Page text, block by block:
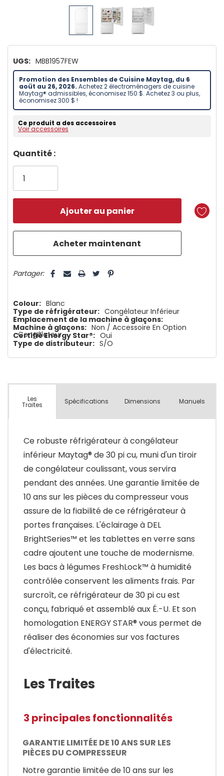
UGS: MBB1957FEW
Promotion des Ensembles de Cuisine Maytag, du 6
aoüt au 26, 2026. Achetez 2 électroménagers de cuisine
Maytag® admissibles, économisez 150 $. Achetez 3 ou plus,
économisez 300 $ !
Ce produit a des accessoires
Voir accessoires
Dépêchez-
vous!
plus
Quantité :
Partager:
Colour: Blanc
Type de réfrigérateur: Congélateur Inférieur
Emplacement de la machine à glaçons:
Congélateur
Machine à glaçons: Non / Accessoire En Option
Certifié Energy Star®: Oui
Type de distributeur: S/O
Les
Traites Spécifications Dimensions Manuels
Ce robuste réfrigérateur à congélateur
inférieur Maytag® de 30 pi cu, muni d'un tiroir
de congélateur coulissant, vous servira
pendant des années. Une garantie limitée de
10 ans sur les pièces du compresseur vous
assure de la fiabilité de ce réfrigérateur à
portes françaises. L'éclairage à DEL
BrightSeries™ et les tablettes en verre sans
cadre ajoutent une touche de modernisme.
Les bacs à légumes FreshLock™ à humidité
contrôlée conservent les aliments frais. Par
surcroît, ce réfrigérateur de 30 pi cu est
conçu, fabriqué et assemblé aux É.-U. Et son
homologation ENERGY STAR® vous permet de
réaliser des économies sur vos factures
d'électricité.
Les Traites
3 principales fonctionnalités
GARANTIE LIMITÉE DE 10 ANS SUR LES
PIÈCES DU COMPRESSEUR
Notre garantie limitée de 10 ans sur les